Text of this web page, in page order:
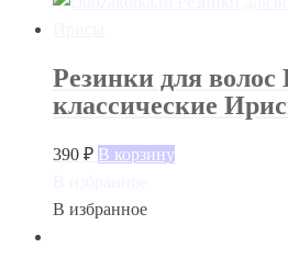
Резинки для
классические
390 ₽ В корзину
В избранное